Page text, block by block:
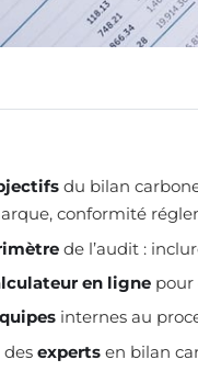
du bilan
conformité
de l’audit :
en ligne pour
internes au
des experts en bilan